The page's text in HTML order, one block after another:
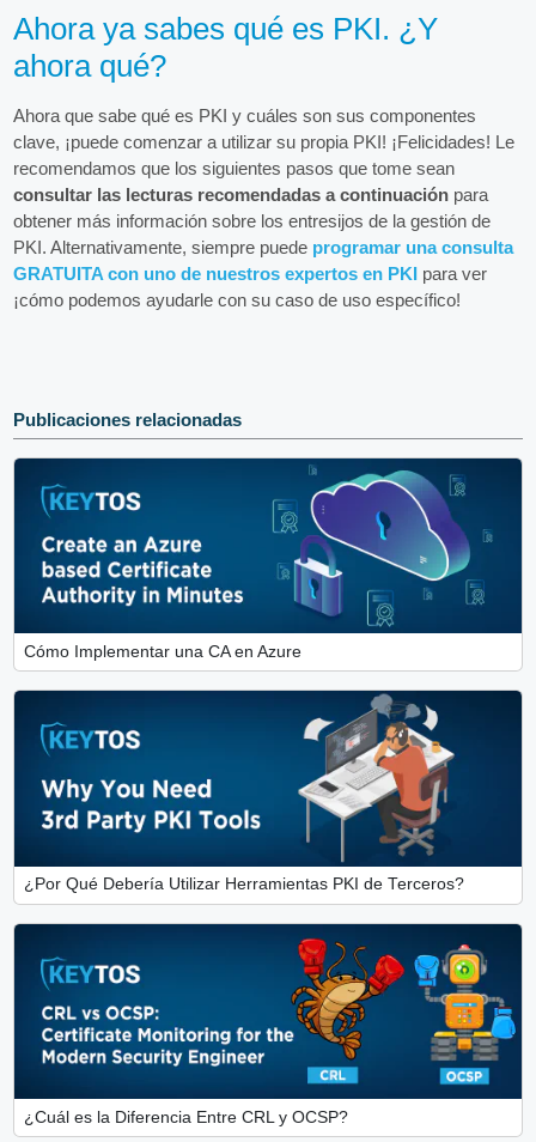
Ahora ya sabes qué es PKI. ¿Y
ahora qué?
Ahora que sabe qué es PKI y cuáles son sus componentes
clave, ¡puede comenzar a utilizar su propia PKI! ¡Felicidades! Le
recomendamos que los siguientes pasos que tome sean
consultar las lecturas recomendadas a continuación para
obtener más información sobre los entresijos de la gestión de
PKI. Alternativamente, siempre puede programar una consulta
GRATUITA con uno de nuestros expertos en PKI para ver
¡cómo podemos ayudarle con su caso de uso específico!
Publicaciones relacionadas
Cómo Implementar una CA en Azure
¿Por Qué Debería Utilizar Herramientas PKI de Terceros?
¿Cuál es la Diferencia Entre CRL y OCSP?